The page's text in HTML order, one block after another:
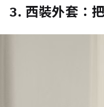
3. 西裝外套：